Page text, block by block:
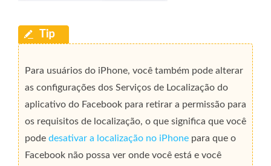
Para usuários do iPhone, você também pode alterar
as configurações dos Serviços de Localização do
aplicativo do Facebook para retirar a permissão para
os requisitos de localização, o que significa que você
pode desativar a localização no iPhone para que o
Facebook não possa ver onde você está e você